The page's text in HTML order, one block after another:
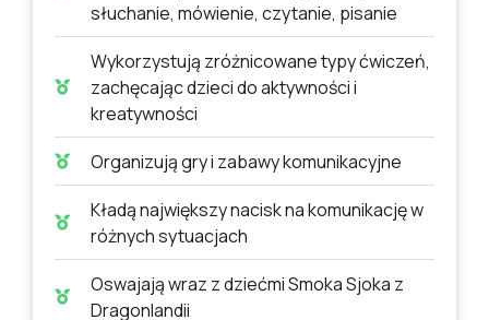
słuchanie, mówienie, czytanie, pisanie
Wykorzystują zróżnicowane typy ćwiczeń,
zachęcając dzieci do aktywności i
kreatywności
Organizują gry i zabawy komunikacyjne
Kładą największy nacisk na komunikację w
różnych sytuacjach
Oswajają wraz z dziećmi Smoka Sjoka z
Dragonlandii